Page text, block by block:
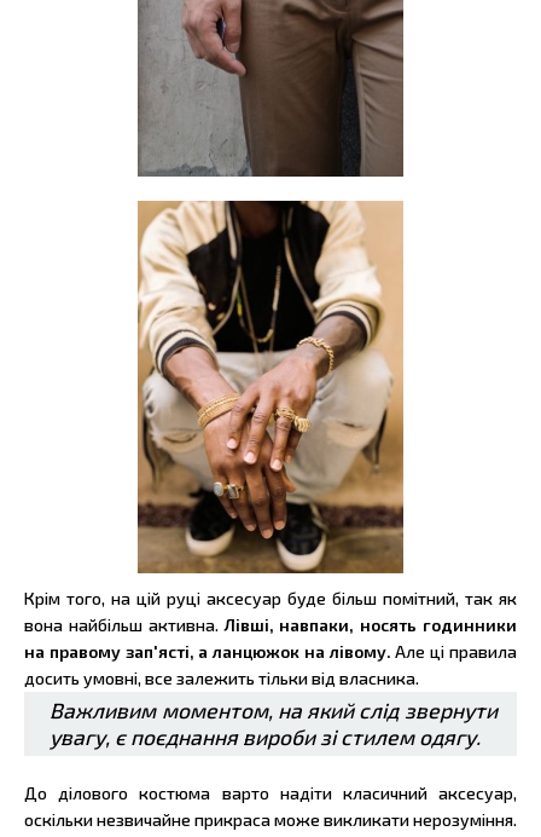
Крім того, на цій руці аксесуар буде більш помітний, так як
вона найбільш активна.Лівші, навпаки, носять годинники
на правому зап'ясті, а ланцюжок на лівому.Але ці правила
досить умовні, все залежить тільки від власника.
Важливим моментом, на який слід звернути
увагу, є поєднання вироби зі стилем одягу.
До ділового костюма варто надіти класичний аксесуар,
оскільки незвичайне прикраса може викликати нерозуміння.